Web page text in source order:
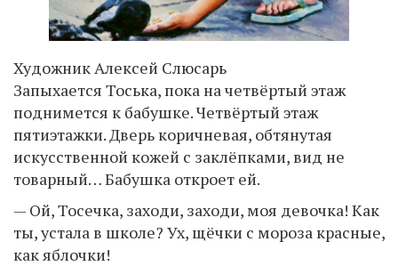
Художник Алексей Слюсарь
Запыхается Тоська, пока на четвёртый этаж
поднимется к бабушке. Четвёртый этаж
пятиэтажки. Дверь коричневая, обтянутая
искусственной кожей с заклёпками, вид не
товарный… Бабушка откроет ей.
— Ой, Тосечка, заходи, заходи, моя девочка! Как
ты, устала в школе? Ух, щёчки с мороза красные,
как яблочки!